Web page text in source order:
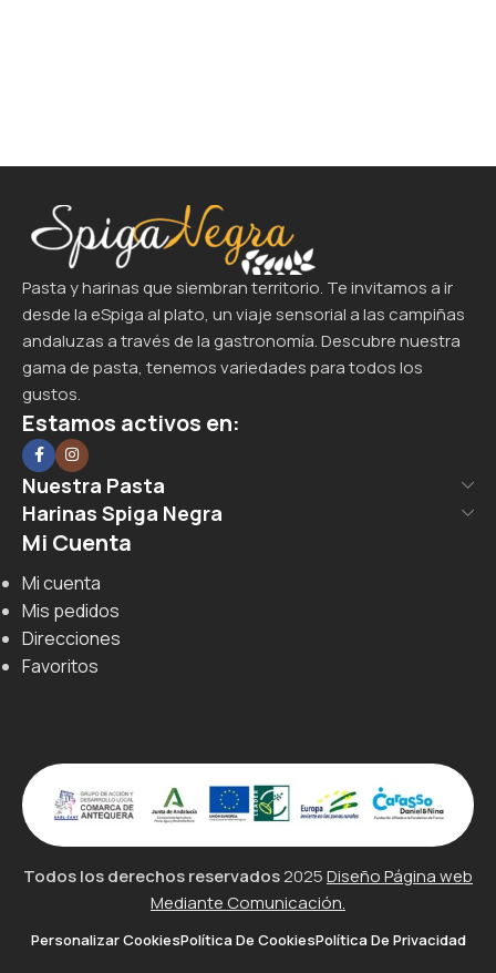
Pasta y harinas que siembran territorio. Te invitamos a ir
desde la eSpiga al plato, un viaje sensorial a las campiñas
andaluzas a través de la gastronomía. Descubre nuestra
gama de pasta, tenemos variedades para todos los
gustos.
Estamos activos en:
Nuestra Pasta
Harinas Spiga Negra
Mi Cuenta
Mi cuenta
Mis pedidos
Direcciones
Favoritos
Todos los derechos reservados2025Diseño Página web
Mediante Comunicación.
Personalizar CookiesPolítica De CookiesPolítica De Privacidad